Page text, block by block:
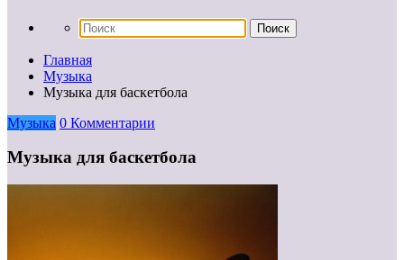
Главная
Музыка
Музыка для баскетбола
Музыка 0 Комментарии
Музыка для баскетбола